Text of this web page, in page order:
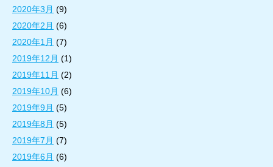
2020年3月 (9)
2020年2月 (6)
2020年1月 (7)
2019年12月 (1)
2019年11月 (2)
2019年10月 (6)
2019年9月 (5)
2019年8月 (5)
2019年7月 (7)
2019年6月 (6)